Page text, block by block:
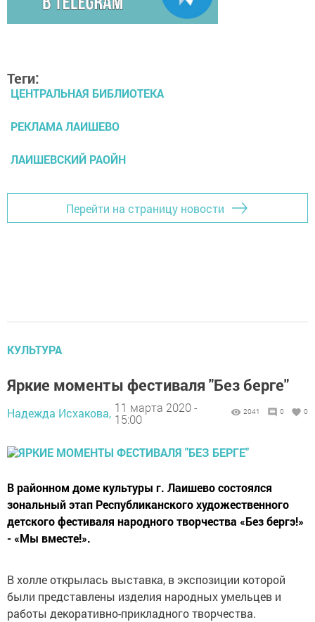
Теги:
ЦЕНТРАЛЬНАЯ БИБЛИОТЕКА
РЕКЛАМА ЛАИШЕВО
ЛАИШЕВСКИЙ РАОЙН
Перейти на страницу новости
КУЛЬТУРА
Яркие моменты фестиваля "Без берге"
Надежда Исхакова, 11 марта 2020 -
15:00
2041 0 0
В районном доме культуры г. Лаишево состоялся
зональный этап Республиканского художественного
детского фестиваля народного творчества «Без бергэ!»
- «Мы вместе!».
В холле открылась выставка, в экспозиции которой
были представлены изделия народных умельцев и
работы декоративно-прикладного творчества.